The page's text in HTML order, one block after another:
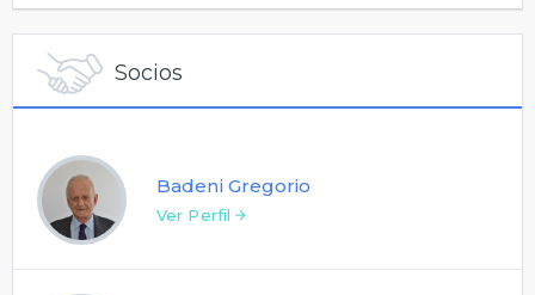
Socios
Badeni Gregorio
Ver Perfil